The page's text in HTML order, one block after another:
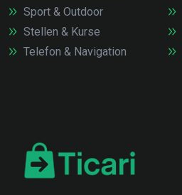
Sport & Outdoor
Stellen & Kurse
Telefon & Navigation